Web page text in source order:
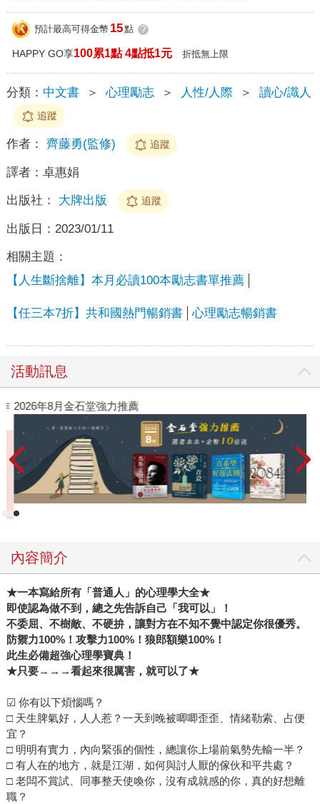
預計最高可得金幣 15點 ?
HAPPY GO享100累1點 4點抵1元 折抵無上限
分類： 中文書 ＞ 心理勵志 ＞ 人性/人際 ＞ 讀心/識人
追蹤
作者： 齊藤勇(監修) 追蹤
譯者： 卓惠娟
出版社： 大牌出版 追蹤
出版日： 2023/01/11
相關主題：
【人生斷捨離】本月必讀100本勵志書單推薦
【任三本7折】共和國熱門暢銷書 心理勵志暢銷書
活動訊息
2026年8月金石堂強力推薦
內容簡介
★一本寫給所有「普通人」的心理學大全★
即使認為做不到，總之先告訴自己「我可以」！
不委屈、不樹敵、不硬拚，讓對方在不知不覺中認定你很優秀。
防禦力100%！攻擊力100%！狼郎額樂100%！
此生必備超強心理學寶典！
★只要→→→看起來很厲害，就可以了★
☑ 你有以下煩惱嗎？
□ 天生脾氣好，人人惹？一天到晚被唧唧歪歪、情緒勒索、占便
宜？
□ 明明有實力，內向緊張的個性，總讓你上場前氣勢先輸一半？
□ 有人在的地方，就是江湖，如何與討人厭的傢伙和平共處？
□ 老闆不賞試、同事整天使喚你，沒有成就感的你，真的好想離
職？